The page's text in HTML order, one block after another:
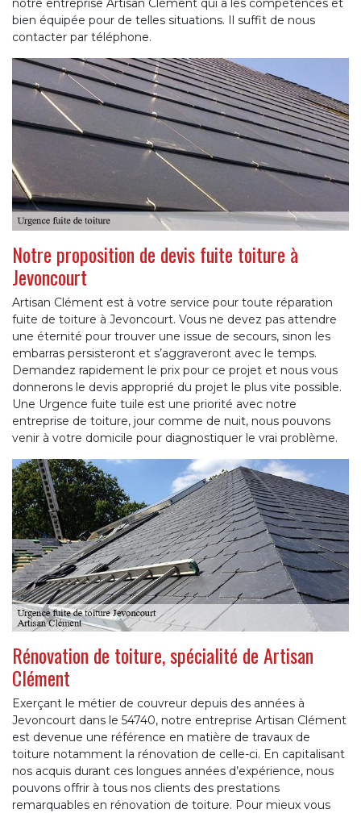
notre entreprise Artisan Clément qui a les compétences et
bien équipée pour de telles situations. Il suffit de nous
contacter par téléphone.
Notre proposition de devis fuite toiture à
Jevoncourt
Artisan Clément est à votre service pour toute réparation
fuite de toiture à Jevoncourt. Vous ne devez pas attendre
une éternité pour trouver une issue de secours, sinon les
embarras persisteront et s’aggraveront avec le temps.
Demandez rapidement le prix pour ce projet et nous vous
donnerons le devis approprié du projet le plus vite possible.
Une Urgence fuite tuile est une priorité avec notre
entreprise de toiture, jour comme de nuit, nous pouvons
venir à votre domicile pour diagnostiquer le vrai problème.
Rénovation de toiture, spécialité de Artisan
Clément
Exerçant le métier de couvreur depuis des années à
Jevoncourt dans le 54740, notre entreprise Artisan Clément
est devenue une référence en matière de travaux de
toiture notamment la rénovation de celle-ci. En capitalisant
nos acquis durant ces longues années d’expérience, nous
pouvons offrir à tous nos clients des prestations
remarquables en rénovation de toiture. Pour mieux vous